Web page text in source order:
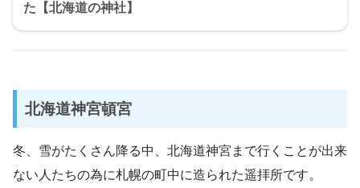
た【北海道の神社】
北海道神宮頓宮
冬、雪がたくさん降る中、北海道神宮まで行くことが出来
ない人たちの為に札幌の町中に造られた遥拝所です。